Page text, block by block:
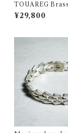
TOUAREG
ゥアレグ ブラス
154
¥29,800